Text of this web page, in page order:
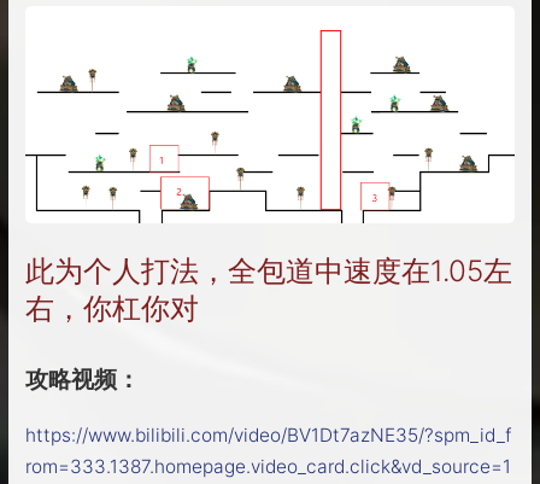
此为个人打法，全包道中速度在1.05左
右，你杠你对
攻略视频：
https://www.bilibili.com/video/BV1Dt7azNE35/?spm_id_f
rom=333.1387.homepage.video_card.click&vd_source=1